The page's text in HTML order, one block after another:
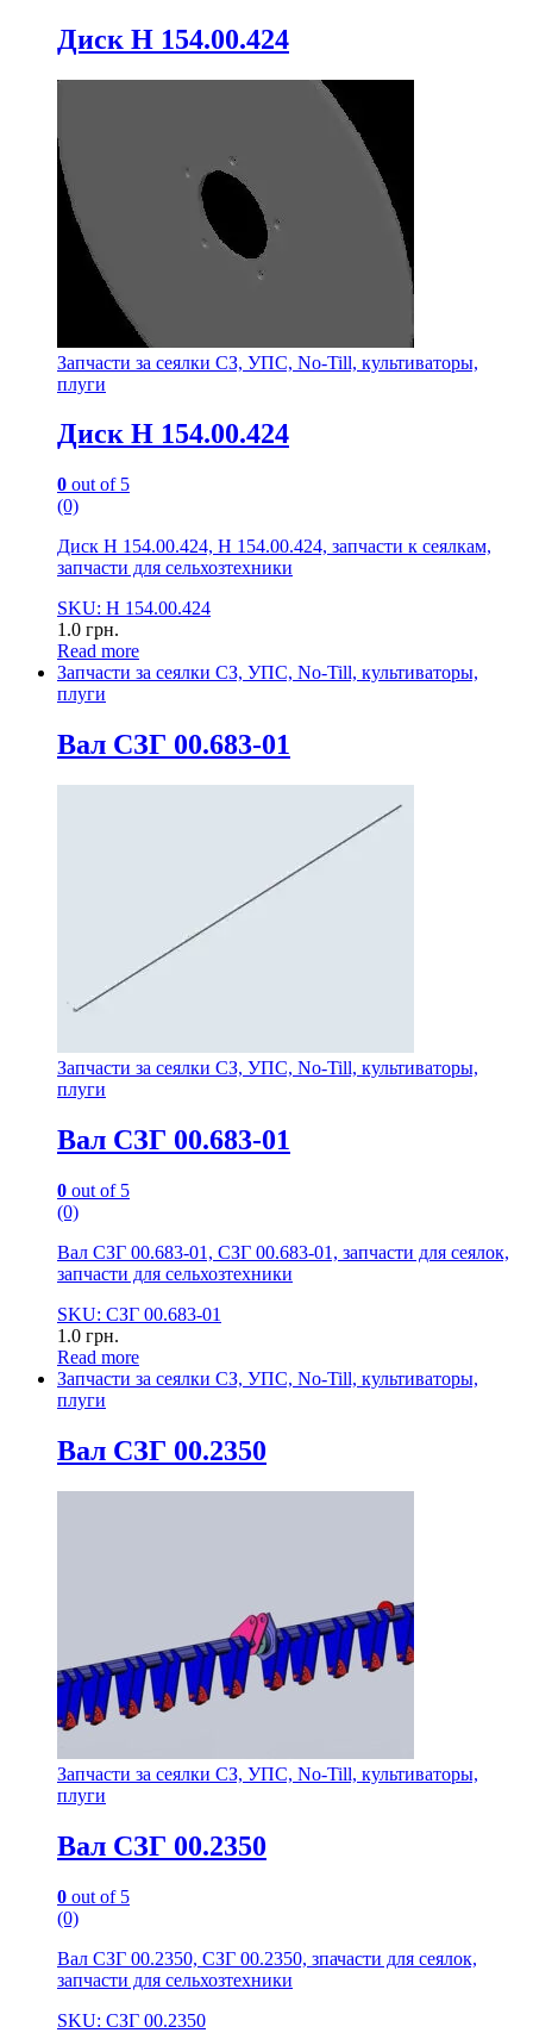
Диск Н 154.00.424
Запчасти за сеялки СЗ, УПС, No-Till, культиваторы,
плуги
Диск Н 154.00.424
0 out of 5
(0)
Диск Н 154.00.424, Н 154.00.424, запчасти к сеялкам,
запчасти для сельхозтехники
SKU: Н 154.00.424
1.0 грн.
Read more
Запчасти за сеялки СЗ, УПС, No-Till, культиваторы,
плуги
Вал СЗГ 00.683-01
Запчасти за сеялки СЗ, УПС, No-Till, культиваторы,
плуги
Вал СЗГ 00.683-01
0 out of 5
(0)
Вал СЗГ 00.683-01, СЗГ 00.683-01, запчасти для сеялок,
запчасти для сельхозтехники
SKU: СЗГ 00.683-01
1.0 грн.
Read more
Запчасти за сеялки СЗ, УПС, No-Till, культиваторы,
плуги
Вал СЗГ 00.2350
Запчасти за сеялки СЗ, УПС, No-Till, культиваторы,
плуги
Вал СЗГ 00.2350
0 out of 5
(0)
Вал СЗГ 00.2350, СЗГ 00.2350, зпачасти для сеялок,
запчасти для сельхозтехники
SKU: СЗГ 00.2350